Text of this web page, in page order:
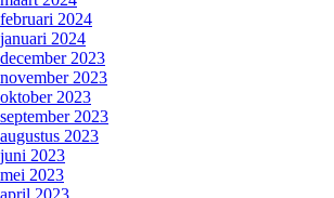
februari 2024
januari 2024
december 2023
november 2023
oktober 2023
september 2023
augustus 2023
juni 2023
mei 2023
april 2023